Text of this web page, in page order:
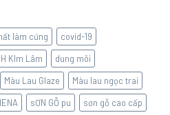
làm cứng
covid-19
KIm Lâm
dung môi
Màu Lau Glaze
Màu lau ngọc trai
sƠN GỖ pu
sơn gỗ cao cấp